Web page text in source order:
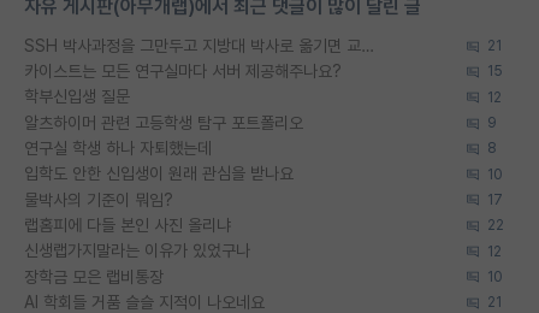
자유 게시판(아무개랩)에서 최근 댓글이 많이 달린 글
SSH 박사과정을 그만두고 지방대 박사로 옮기면 교수의 꿈은 끝일까요? 21
카이스트는 모든 연구실마다 서버 제공해주나요? 15
학부신입생 질문 12
알츠하이머 관련 고등학생 탐구 포트폴리오 9
연구실 학생 하나 자퇴했는데 8
입학도 안한 신입생이 원래 관심을 받나요 10
물박사의 기준이 뭐임? 17
랩홈피에 다들 본인 사진 올리냐 22
신생랩가지말라는 이유가 있었구나 12
장학금 모은 랩비통장 10
AI 학회들 거품 슬슬 지적이 나오네요 21